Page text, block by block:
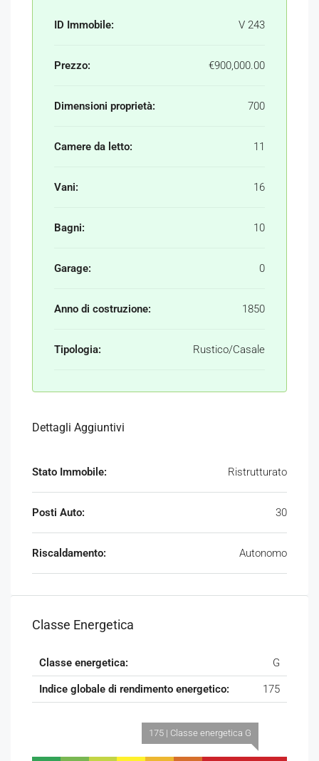
ID Immobile: V 243
Prezzo: €900,000.00
Dimensioni proprietà: 700
Camere da letto: 11
Vani: 16
Bagni: 10
Garage: 0
Anno di costruzione: 1850
Tipologia: Rustico/Casale
Dettagli Aggiuntivi
Stato Immobile: Ristrutturato
Posti Auto: 30
Riscaldamento: Autonomo
Classe Energetica
Classe energetica: G
Indice globale di rendimento energetico: 175
175 | Classe energetica G